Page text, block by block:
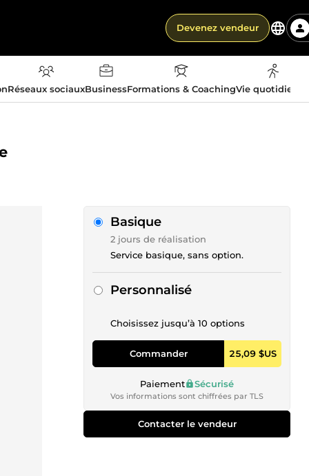
Devenez vendeur
Réseaux sociauxBusinessFormations & CoachingVie
Basique
2 jours de réalisation
Service basique, sans option.
Personnalisé
Choisissez jusqu’à 10 options
Commander 25,09 $US
Paiement Sécurisé
Vos informations sont chiffrées par TLS
Contacter le vendeur